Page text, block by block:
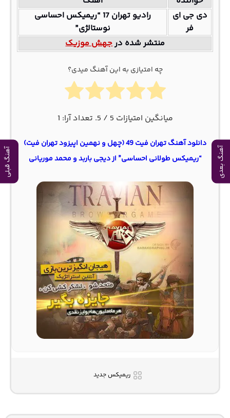
آهنگ بعدی آهنگ قبلی
دی جی ای
فر
رادیو تهران 17 “ریمیکس احساسی
نوستالژی”
منتشر شده درجهش موزیک
چه امتیازی به این آهنگ میدی؟
میانگین امتیازات 5 / 5. تعداد آرا: 1
دانلود آهنگ تهران فیت 49 (چهل و نهمین اپیزود تهران فیت)
“ریمیکس طولانی احساسی” از دیجی باربد و محمد موریانی
ریمیکس جدید